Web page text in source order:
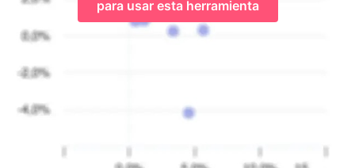
para usar esta herramienta